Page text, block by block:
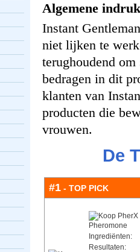
Algemene
Instant
niet lijken te
terughoudend
bedragen in dit
klanten van
producten die
vrouwen.
De
#1 - TOP PICK
Ingrediënten:
Resultaten: